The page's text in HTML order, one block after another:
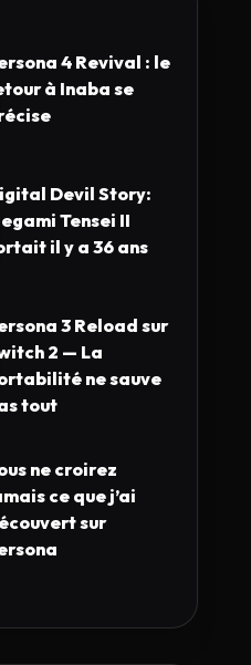
4 Revival : le
à Inaba se
Devil Story:
Tensei II
il y a 36 ans
3 Reload sur
2 — La
ne sauve
tout
ne croirez
ce que j’ai
sur